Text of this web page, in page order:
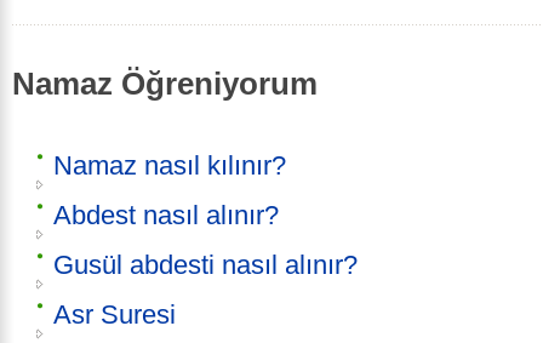
Namaz Öğreniyorum
Namaz nasıl kılınır?
Abdest nasıl alınır?
Gusül abdesti nasıl alınır?
Asr Suresi